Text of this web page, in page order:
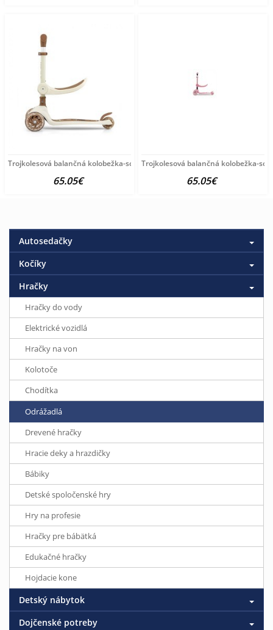
Trojkolesová balančná kolobežka-scooter so sedadlom FUZZY
65.05€
Trojkolesová balančná kolobežka-
65.05€
Autosedačky
Kočíky
Hračky
Hračky do vody
Elektrické vozidlá
Hračky na von
Kolotoče
Chodítka
Odrážadlá
Drevené hračky
Hracie deky a hrazdičky
Bábiky
Detské spoločenské hry
Hry na profesie
Hračky pre bábätká
Edukačné hračky
Hojdacie kone
Detský nábytok
Dojčenské potreby